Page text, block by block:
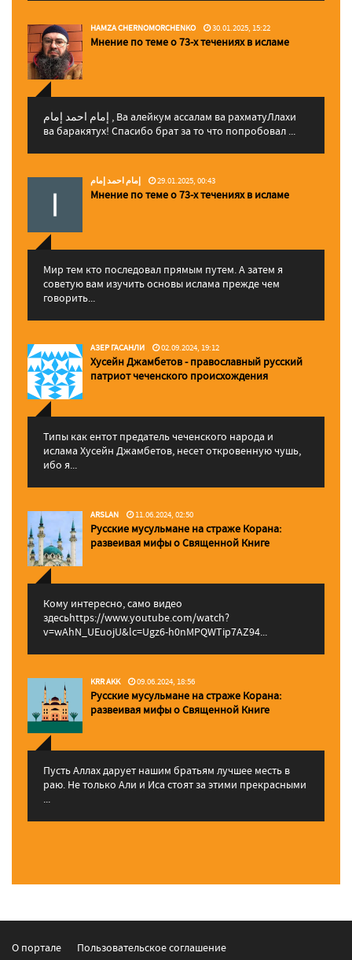
HAMZA CHERNOMORCHENKO 30.01.2025, 15:22
Мнение по теме о 73-х течениях в исламе
إمام احمد إمام , Ва алейкум ассалам ва рахматуЛлахи
ва баракятух! Спасибо брат за то что попробовал ...
إمام احمد إمام 29.01.2025, 00:43
Мнение по теме о 73-х течениях в исламе
Мир тем кто последовал прямым путем. А затем я
советую вам изучить основы ислама прежде чем
говорить...
АЗЕР ГАСАНЛИ 02.09.2024, 19:12
Хусейн Джамбетов - православный русский
патриот чеченского происхождения
Типы как ентот предатель чеченского народа и
ислама Хусейн Джамбетов, несет откровенную чушь,
ибо я...
ARSLAN 11.06.2024, 02:50
Русские мусульмане на страже Корана:
pазвеивая мифы о Священной Книге
Кому интересно, само видео
здесьhttps://www.youtube.com/watch?
v=wAhN_UEuojU&lc=Ugz6-h0nMPQWTip7AZ94...
KRR AKK 09.06.2024, 18:56
Русские мусульмане на страже Корана:
pазвеивая мифы о Священной Книге
Пусть Аллах дарует нашим братьям лучшее месть в
раю. Не только Али и Иса стоят за этими прекрасными
...
О портале Пользовательское соглашение